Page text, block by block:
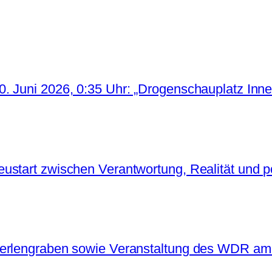
Juni 2026, 0:35 Uhr: „Drogenschauplatz
zwischen Verantwortung, Realität und
sowie Veranstaltung des WDR